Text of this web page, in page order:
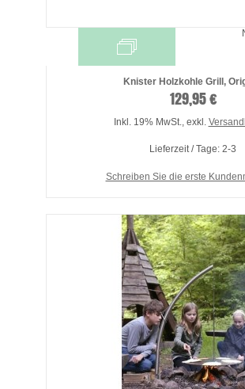
Knister Holzkohle Grill,
129,95 €
Inkl. 19% MwSt., exkl.
Lieferzeit / Tage: 2-3
Schreiben Sie die erste